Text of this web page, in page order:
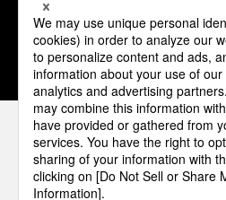
1 2 3 4
パナソニックの電気設